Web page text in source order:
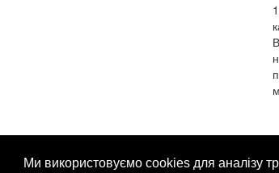
Ми використовуємо cookies для аналізу